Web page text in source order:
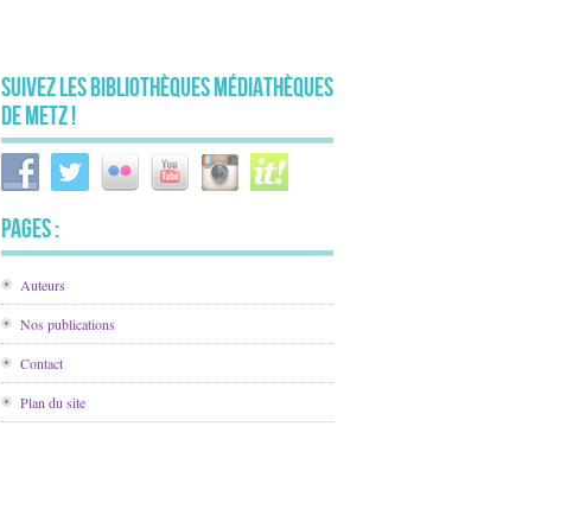
Suivez les Bibliothèques Médiathèques
de Metz !
Pages :
Auteurs
Nos publications
Contact
Plan du site